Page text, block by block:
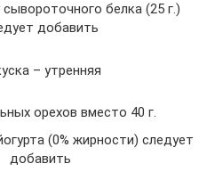
белка (25 г.)
добавить
– утренняя
орехов вместо 40 г.
(0% жирности) следует
добавить